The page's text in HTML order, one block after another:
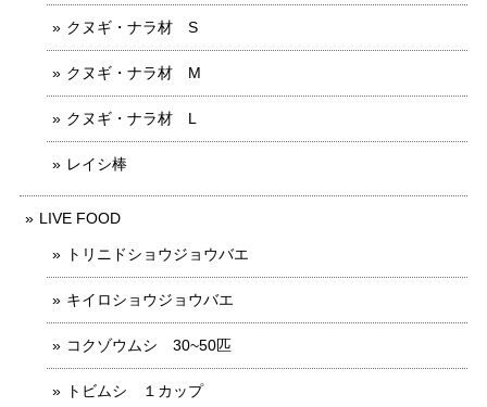
クヌギ・ナラ材 S
クヌギ・ナラ材 M
クヌギ・ナラ材 L
レイシ棒
LIVE FOOD
トリニドショウジョウバエ
キイロショウジョウバエ
コクゾウムシ 30~50匹
トビムシ １カップ